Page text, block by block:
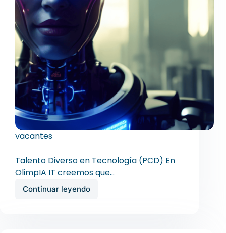
vacantes
Talento Diverso en Tecnología (PCD) En
OlimpIA IT creemos que…
Continuar leyendo